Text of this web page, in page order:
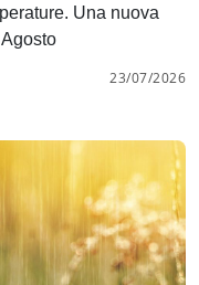
Una nuova
23/07/2026